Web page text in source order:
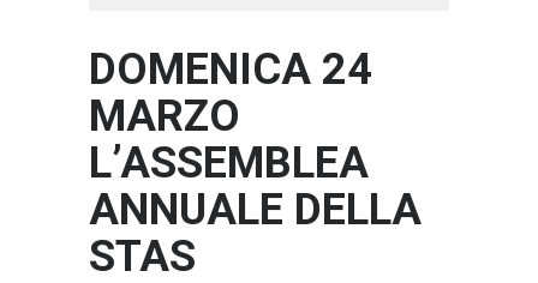
DOMENICA 24
MARZO
L’ASSEMBLEA
ANNUALE DELLA
STAS